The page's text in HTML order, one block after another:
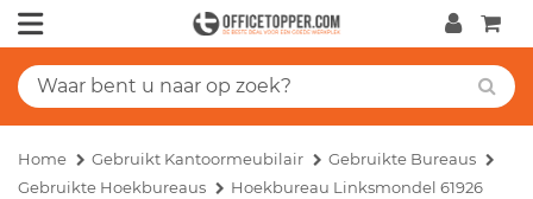
Home Gebruikt Kantoormeubilair
Gebruikte Bureaus
Gebruikte Hoekbureaus
Hoekbureau Linksmondel 61926